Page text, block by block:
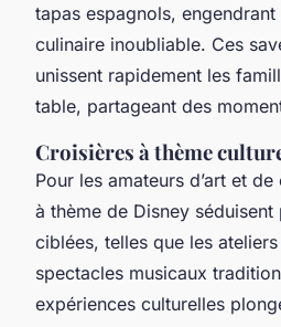
tapas espagnols,
culinaire inoubliable. Ces
unissent rapidement les
table, partageant des
Croisières à thème
Pour les amateurs d’art et
à thème de Disney
ciblées, telles que les
spectacles musicaux
expériences culturelles